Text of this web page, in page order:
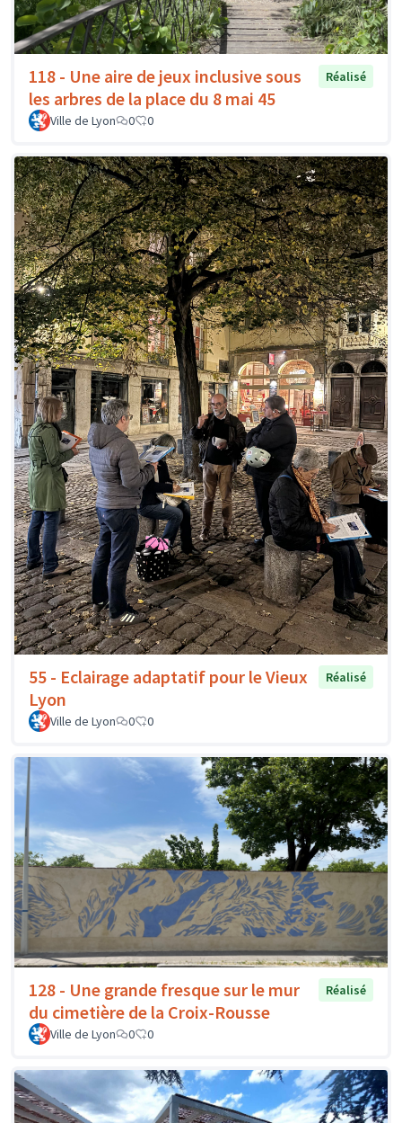
118 - Une aire de jeux inclusive sous
les arbres de la place du 8 mai 45
Réalisé
Ville de Lyon 0 0
55 - Eclairage adaptatif pour le Vieux
Lyon
Réalisé
Ville de Lyon 0 0
128 - Une grande fresque sur le mur
du cimetière de la Croix-Rousse
Réalisé
Ville de Lyon 0 0